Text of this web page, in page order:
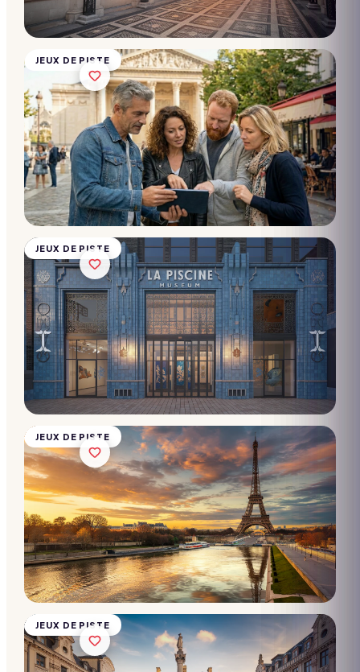
JEUX DE PISTE
10 → 2 000
participants
Dès
JEUX DE PISTE
Chasse
au trésor
-
Roubaix
10 → 2 000
participants
Dès
JEUX DE PISTE
Chasse
au trésor
- Tour
Eiffel
10 → 2 000
participants
Dès
JEUX DE PISTE
Chasse
au trésor
- Vieux
Lille
10 → 2 000
participants
Dès